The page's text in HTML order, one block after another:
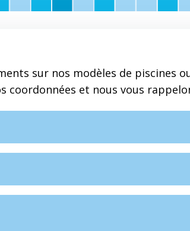
sur nos modèles de piscines
coordonnées et nous vous